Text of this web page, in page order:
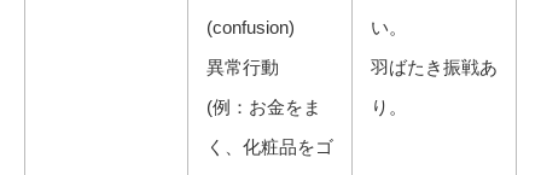
(confusion)
異常行動
(例：お金をま
く、化粧品をゴ
い。
羽ばたき振戦あ
り。